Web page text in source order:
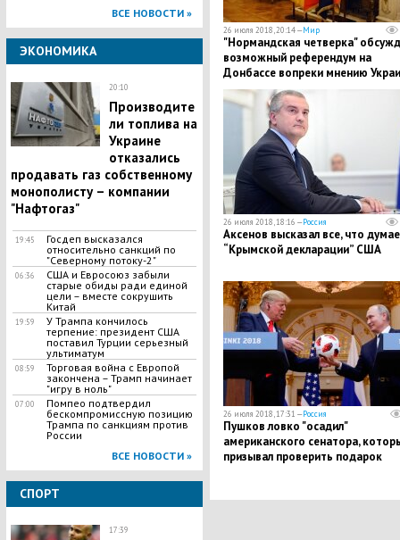
ВСЕ НОВОСТИ »
ЭКОНОМИКА
20:10
Производите
ли топлива на
Украине
отказались
продавать газ собственному
монополисту – компании
"Нафтогаз"
19:45
Госдеп высказался
относительно санкций по
"Северному потоку-2"
06:36
​США и Евросоюз забыли
старые обиды ради единой
цели – вместе сокрушить
Китай
19:59
У Трампа кончилось
терпение: президент США
поставил Турции серьезный
ультиматум
08:59
​Торговая война с Европой
закончена – Трамп начинает
"игру в ноль"
07:00
Помпео подтвердил
бескомпромиссную позицию
Трампа по санкциям против
России
ВСЕ НОВОСТИ »
СПОРТ
17:39
26 июля 2018, 20:14 —Мир
"Нормандская четверка"
возможный референдум на
Донбассе вопреки мнению
26 июля 2018, 18:16 —Россия
Аксенов высказал все, что
“Крымской декларации” США
26 июля 2018, 17:31 —Россия
Пушков ловко "осадил"
американского сенатора,
призывал проверить подарок